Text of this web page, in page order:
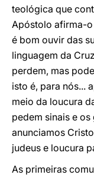
teológica que
Apóstolo afirma-
é bom ouvir das
linguagem da
perdem, mas
isto é, para nós...
meio da loucura
pedem sinais e
anunciamos
judeus e loucura
As primeiras